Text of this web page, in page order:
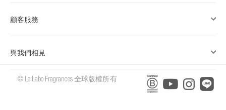
關於我們
台南五福商店
顧客服務
與我們相見
© Le Labo Fragrances 全球版權所有